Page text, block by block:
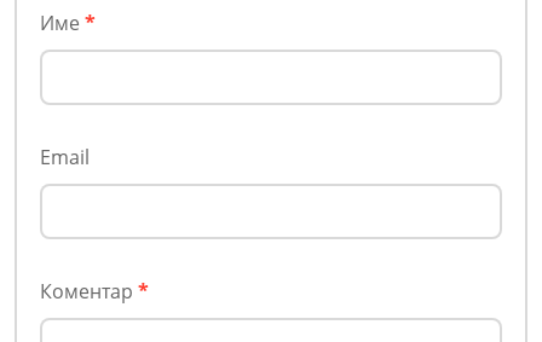
Име *
Email
Коментар *